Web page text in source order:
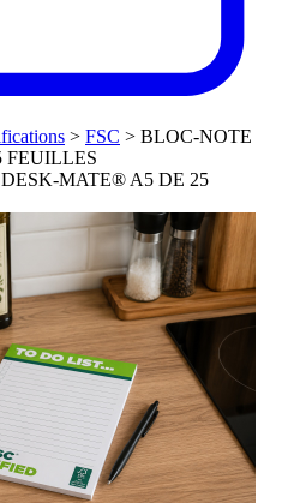
> FSC > BLOC-NOTE
FEUILLES
MATE® A5 DE 25